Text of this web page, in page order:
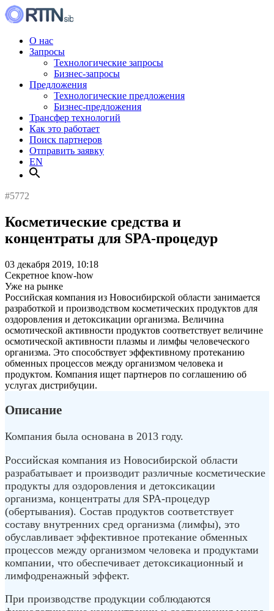
О нас
Запросы
Технологические запросы
Бизнес-запросы
Предложения
Технологические предложения
Бизнес-предложения
Трансфер технологий
Как это работает
Поиск партнеров
Отправить заявку
EN
#5772
Косметические средства и
концентраты для SPA-процедур
03 декабря 2019, 10:18
Секретное know-how
Уже на рынке
Российская компания из Новосибирской области занимается
разработкой и производством косметических продуктов для
оздоровления и детоксикации организма. Величина
осмотической активности продуктов соответствует величине
осмотической активности плазмы и лимфы человеческого
организма. Это способствует эффективному протеканию
обменных процессов между организмом человека и
продуктом. Компания ищет партнеров по соглашению об
услугах дистрибуции.
Описание
Компания была основана в 2013 году.
Российская компания из Новосибирской области
разрабатывает и производит различные косметические
продукты для оздоровления и детоксикации
организма, концентраты для SPA-процедур
(обертывания). Состав продуктов соответствует
составу внутренних сред организма (лимфы), это
обуславливает эффективное протекание обменных
процессов между организмом человека и продуктами
компании, что обеспечивает детоксикационный и
лимфодренажный эффект.
При производстве продукции соблюдаются